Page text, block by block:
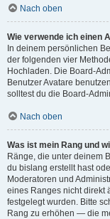
Nach oben
Wie verwende ich einen
In deinem persönlichen
der folgenden vier
Hochladen. Die Board-
Benutzer Avatare
solltest du die Board-
Nach oben
Was ist mein Rang und
Ränge, die unter deinem
du bislang erstellt hast
Moderatoren und
eines Ranges nicht direkt
festgelegt wurden. Bitte
Rang zu erhöhen — die